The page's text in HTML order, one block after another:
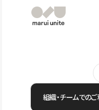
組織・チームでの